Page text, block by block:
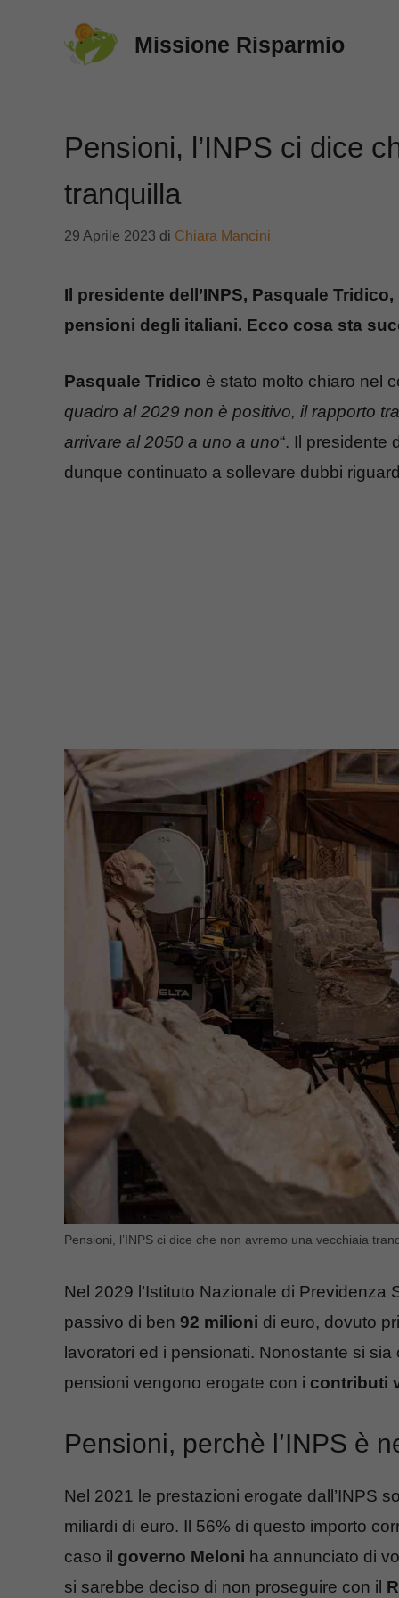
Missione Risparmio
Pensioni, l’INPS ci dice
tranquilla
29 Aprile 2023 di Chiara Mancini
Il presidente dell’INPS, Pasquale
pensioni degli italiani. Ecco cosa sta
Pasquale Tridico è stato molto chiaro nel
quadro al 2029 non è positivo, il rapporto
arrivare al 2050 a uno a uno“. Il presidente
dunque continuato a sollevare dubbi
Pensioni, l’INPS ci dice che non avremo una vecchiaia
Nel 2029 l’Istituto Nazionale di
passivo di ben 92 milioni di euro, dovuto
lavoratori ed i pensionati. Nonostante si
pensioni vengono erogate con i contributi
Pensioni, perchè l’INPS è
Nel 2021 le prestazioni erogate dall’INPS
miliardi di euro. Il 56% di questo importo
caso il governo Meloni ha annunciato di
si sarebbe deciso di non proseguire con il